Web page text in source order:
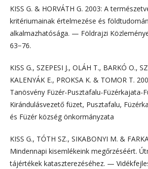
KISS G. & HORVÁTH G. 2003: A
kritériumainak értelmezése és
alkalmazhatósága. — Földrajzi
63−76.
KISS G., SZEPESI J., OLÁH T., BARKÓ O.,
KALENYÁK E., PROKSA K. & TOMOR T.
Tanösvény Füzér-Pusztafalu-Füzérkajata-
Kirándulásvezető füzet, Pusztafalu,
és Füzér község önkormányzata
KISS G., TÓTH SZ., SIKABONYI M. &
Mindennapi kisemlékeink megőrzéséért.
tájértékek kataszterezéséhez. —